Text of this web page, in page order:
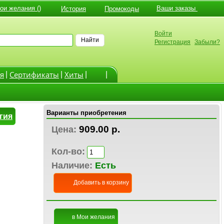
желания () История Промокоды Ваши заказы
Найти
Cертификаты Хиты
Войти
Регистрация
Забыли?
Варианты приобретения
Цена: 909.00 р.
Кол-во:
Наличие: Есть
Добавить в корзину
в Мои желания